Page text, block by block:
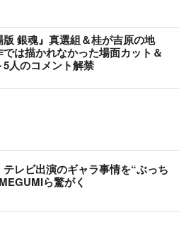
版 銀魂』真選組＆桂が吉原の地
は描かれなかった場面カット＆
5人のコメント解禁
テレビ出演のギャラ事情を“ぶっち
ら驚がく